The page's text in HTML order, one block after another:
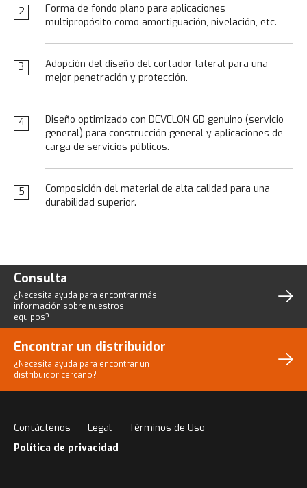
2
Forma de fondo plano para aplicaciones
multipropósito como amortiguación, nivelación, etc.
3
Adopción del diseño del cortador lateral para una
mejor penetración y protección.
4
Diseño optimizado con DEVELON GD genuino (servicio
general) para construcción general y aplicaciones de
carga de servicios públicos.
5
Composición del material de alta calidad para una
durabilidad superior.
Consulta
¿Necesita ayuda para encontrar más
información sobre nuestros
equipos?
Encontrar un distribuidor
¿Necesita ayuda para encontrar un
distribuidor cercano?
Contáctenos Legal
Términos de Uso
Política de privacidad